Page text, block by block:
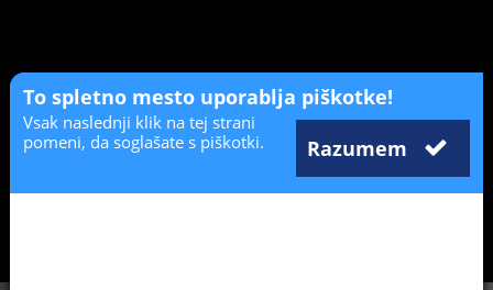
To spletno mesto uporablja piškotke!
Razumem
Vsak naslednji klik na tej strani
pomeni, da soglašate s piškotki.